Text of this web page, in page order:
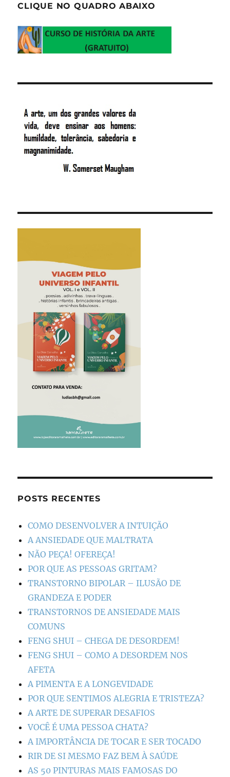
CLIQUE NO QUADRO ABAIXO
POSTS RECENTES
COMO DESENVOLVER A INTUIÇÃO
A ANSIEDADE QUE MALTRATA
NÃO PEÇA! OFEREÇA!
POR QUE AS PESSOAS GRITAM?
TRANSTORNO BIPOLAR – ILUSÃO DE
GRANDEZA E PODER
TRANSTORNOS DE ANSIEDADE MAIS
COMUNS
FENG SHUI – CHEGA DE DESORDEM!
FENG SHUI – COMO A DESORDEM NOS
AFETA
A PIMENTA E A LONGEVIDADE
POR QUE SENTIMOS ALEGRIA E TRISTEZA?
A ARTE DE SUPERAR DESAFIOS
VOCÊ É UMA PESSOA CHATA?
A IMPORTÂNCIA DE TOCAR E SER TOCADO
RIR DE SI MESMO FAZ BEM À SAÚDE
AS 50 PINTURAS MAIS FAMOSAS DO